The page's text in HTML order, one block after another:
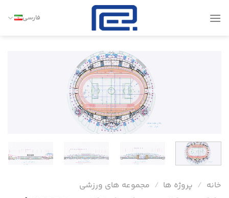
فارسی
خانه / پروژه ها / مجموعه های ورزشی